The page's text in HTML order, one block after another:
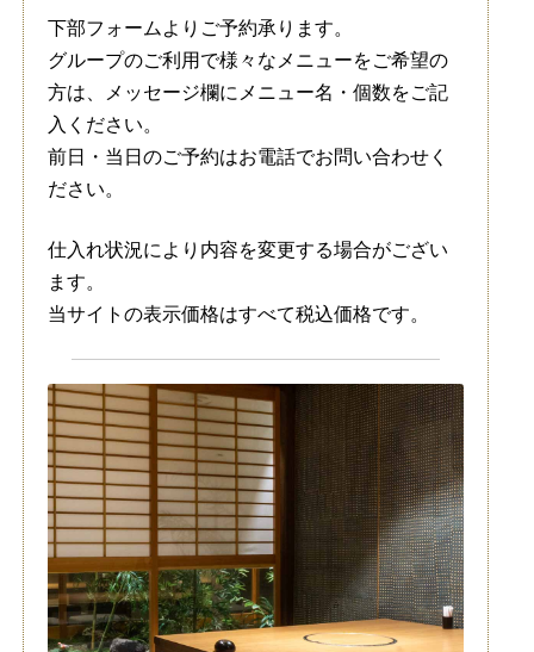
下部フォームよりご予約承ります。
グループのご利用で様々なメニューをご希望の
方は、メッセージ欄にメニュー名・個数をご記
入ください。
前日・当日のご予約はお電話でお問い合わせく
ださい。
仕入れ状況により内容を変更する場合がござい
ます。
当サイトの表示価格はすべて税込価格です。